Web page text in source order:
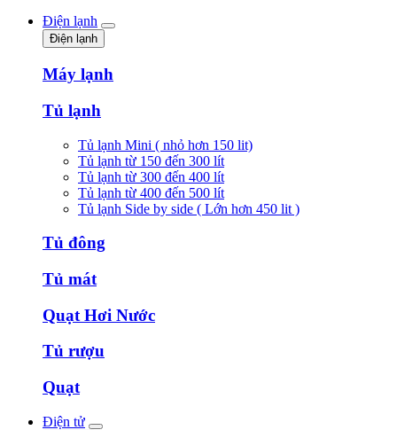
Điện lạnh
Điện lạnh
Máy lạnh
Tủ lạnh
Tủ lạnh Mini ( nhỏ hơn 150 lit)
Tủ lạnh từ 150 đến 300 lít
Tủ lạnh từ 300 đến 400 lít
Tủ lạnh từ 400 đến 500 lít
Tủ lạnh Side by side ( Lớn hơn 450 lit )
Tủ đông
Tủ mát
Quạt Hơi Nước
Tủ rượu
Quạt
Điện tử